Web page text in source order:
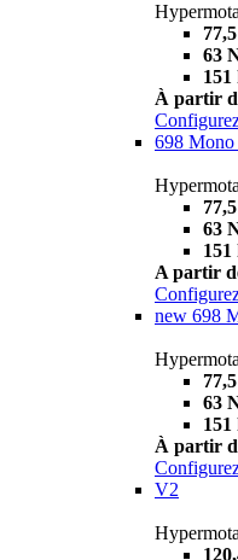
63
151
À partir
698
63
151
A partir
new 698
63
151
À partir
V2